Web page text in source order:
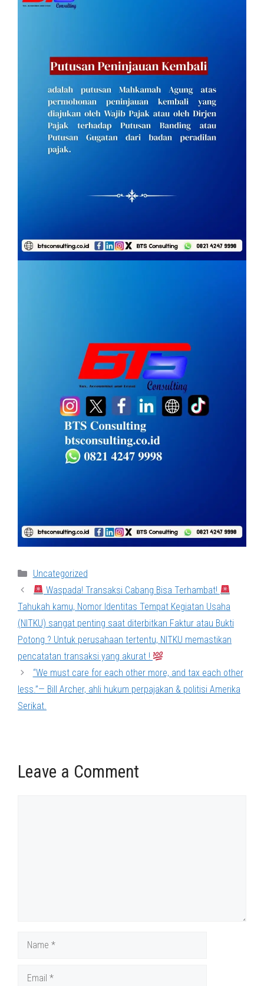
Categories
Uncategorized
Waspada! Transaksi Cabang Bisa Terhambat!
Tahukah kamu, Nomor Identitas Tempat Kegiatan Usaha
(NITKU) sangat penting saat diterbitkan Faktur atau Bukti
Potong ? Untuk perusahaan tertentu, NITKU memastikan
pencatatan transaksi yang akurat !
“We must care for each other more, and tax each other
less.”— Bill Archer, ahli hukum perpajakan & politisi Amerika
Serikat.
Leave a Comment